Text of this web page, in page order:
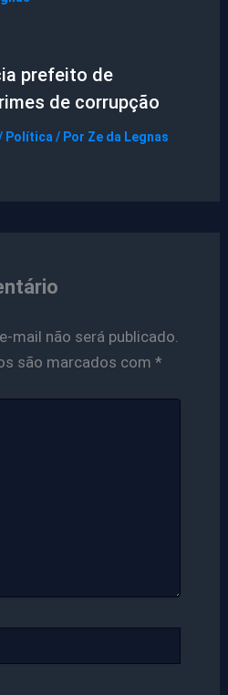
prefeito de
de corrupção
Política/ Por Ze da Legnas
mail não será publicado.
são marcados com *